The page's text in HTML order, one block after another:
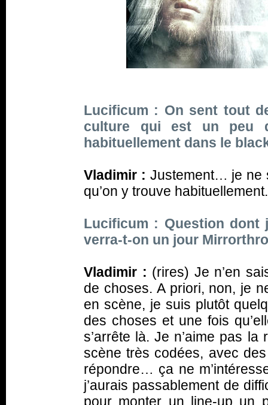
Lucificum : On sent tout
culture qui est un peu
habituellement dans le
Vladimir : Justement… je ne
qu’on y trouve habituellement.
Lucificum : Question
verra-t-on un jour
Vladimir : (rires) Je n’en
de choses. A priori, non, je
en scène, je suis plutôt
des choses et une fois
s’arrête là. Je n’aime pas
scène très codées, avec
répondre… ça ne
j’aurais passablement de
pour monter un line-up un